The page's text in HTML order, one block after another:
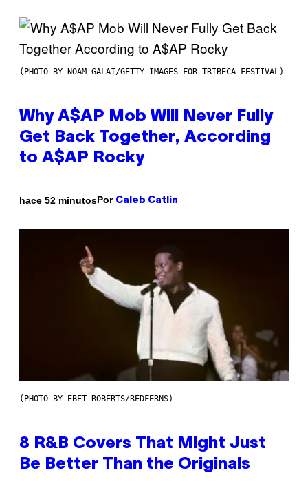
(PHOTO BY NOAM GALAI/GETTY IMAGES FOR TRIBECA FESTIVAL)
Why A$AP Mob Will Never Fully
Get Back Together, According
to A$AP Rocky
hace 52 minutosPor Caleb Catlin
(PHOTO BY EBET ROBERTS/REDFERNS)
8 R&B Covers That Might Just
Be Better Than the Originals